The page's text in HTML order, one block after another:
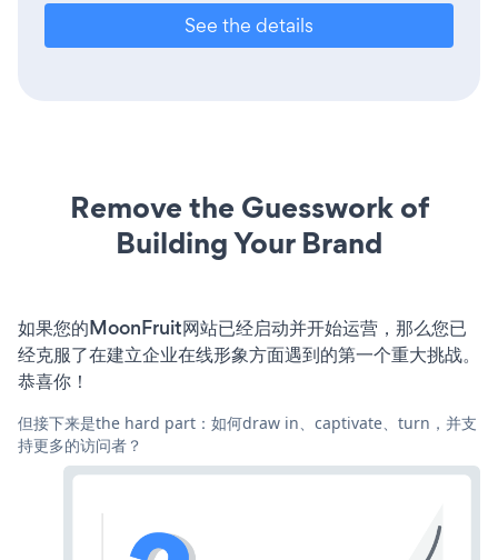
See the details
Remove the Guesswork of
Building Your Brand
如果您的MoonFruit网站已经启动并开始运营，那么您已
经克服了在建立企业在线形象方面遇到的第一个重大挑战。
恭喜你！
但接下来是the hard part：如何draw in、captivate、turn，并支
持更多的访问者？